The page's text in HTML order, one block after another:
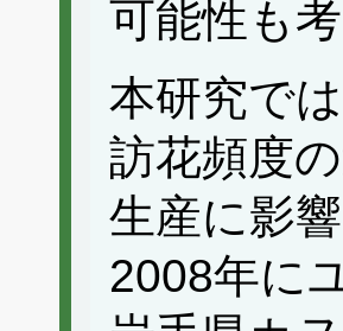
可能性も
本研究で
訪花頻度
生産に影
2008年に